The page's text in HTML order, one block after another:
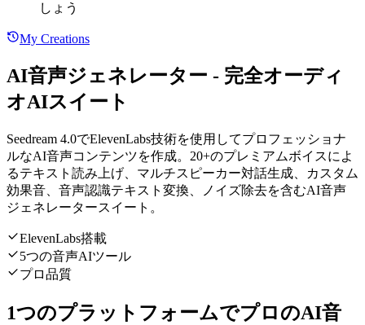
しょう
My Creations
AI音声ジェネレーター - 完全オーディ
オAIスイート
Seedream 4.0でElevenLabs技術を使用してプロフェッショナ
ルなAI音声コンテンツを作成。20+のプレミアムボイスによ
るテキスト読み上げ、マルチスピーカー対話生成、カスタム
効果音、音声認識テキスト変換、ノイズ除去を含むAI音声
ジェネレータースイート。
ElevenLabs搭載
5つの音声AIツール
プロ品質
1つのプラットフォームでプロのAI音